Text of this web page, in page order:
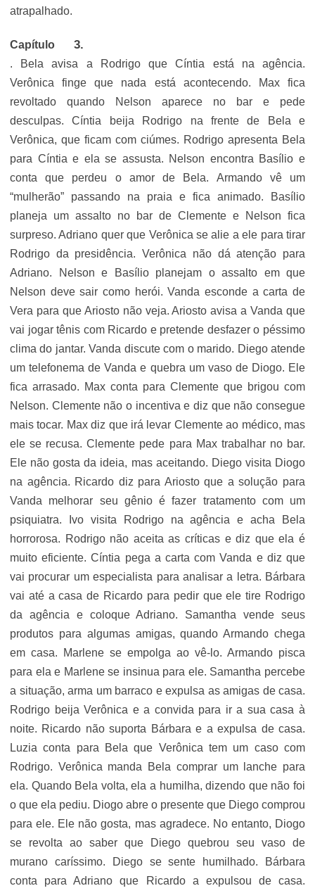
atrapalhado.
Capítulo
. Bela avisa a Rodrigo que Cíntia está na agência.
Verônica finge que nada está acontecendo. Max fica
revoltado quando Nelson aparece no bar e pede
desculpas. Cíntia beija Rodrigo na frente de Bela e
Verônica, que ficam com ciúmes. Rodrigo apresenta Bela
para Cíntia e ela se assusta. Nelson encontra Basílio e
conta que perdeu o amor de Bela. Armando vê um
“mulherão” passando na praia e fica animado. Basílio
planeja um assalto no bar de Clemente e Nelson fica
surpreso. Adriano quer que Verônica se alie a ele para tirar
Rodrigo da presidência. Verônica não dá atenção para
Adriano. Nelson e Basílio planejam o assalto em que
Nelson deve sair como herói. Vanda esconde a carta de
Vera para que Ariosto não veja. Ariosto avisa a Vanda que
vai jogar tênis com Ricardo e pretende desfazer o péssimo
clima do jantar. Vanda discute com o marido. Diego atende
um telefonema de Vanda e quebra um vaso de Diogo. Ele
fica arrasado. Max conta para Clemente que brigou com
Nelson. Clemente não o incentiva e diz que não consegue
mais tocar. Max diz que irá levar Clemente ao médico, mas
ele se recusa. Clemente pede para Max trabalhar no bar.
Ele não gosta da ideia, mas aceitando. Diego visita Diogo
na agência. Ricardo diz para Ariosto que a solução para
Vanda melhorar seu gênio é fazer tratamento com um
psiquiatra. Ivo visita Rodrigo na agência e acha Bela
horrorosa. Rodrigo não aceita as críticas e diz que ela é
muito eficiente. Cíntia pega a carta com Vanda e diz que
vai procurar um especialista para analisar a letra. Bárbara
vai até a casa de Ricardo para pedir que ele tire Rodrigo
da agência e coloque Adriano. Samantha vende seus
produtos para algumas amigas, quando Armando chega
em casa. Marlene se empolga ao vê-lo. Armando pisca
para ela e Marlene se insinua para ele. Samantha percebe
a situação, arma um barraco e expulsa as amigas de casa.
Rodrigo beija Verônica e a convida para ir a sua casa à
noite. Ricardo não suporta Bárbara e a expulsa de casa.
Luzia conta para Bela que Verônica tem um caso com
Rodrigo. Verônica manda Bela comprar um lanche para
ela. Quando Bela volta, ela a humilha, dizendo que não foi
o que ela pediu. Diogo abre o presente que Diego comprou
para ele. Ele não gosta, mas agradece. No entanto, Diogo
se revolta ao saber que Diego quebrou seu vaso de
murano caríssimo. Diego se sente humilhado. Bárbara
conta para Adriano que Ricardo a expulsou de casa.